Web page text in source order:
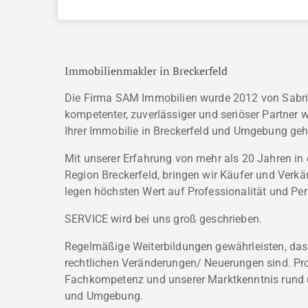
Immobilienmakler in Breckerfeld
Die Firma SAM Immobilien wurde 2012 von
kompetenter, zuverlässiger und seriöser Partner
Ihrer Immobilie in Breckerfeld und Umgebung
Mit unserer Erfahrung von mehr als 20 Jahren
Region Breckerfeld, bringen wir Käufer und
legen höchsten Wert auf Professionalität und
SERVICE wird bei uns groß geschrieben.
Regelmäßige Weiterbildungen gewährleisten,
rechtlichen Veränderungen/ Neuerungen sind.
Fachkompetenz und unserer Marktkenntnis
und Umgebung.